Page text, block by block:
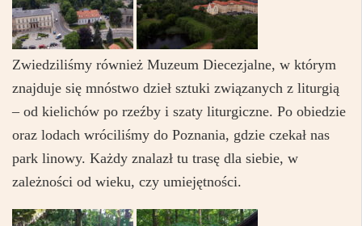
Zwiedziliśmy również Muzeum Diecezjalne, w którym
znajduje się mnóstwo dzieł sztuki związanych z liturgią
– od kielichów po rzeźby i szaty liturgiczne. Po obiedzie
oraz lodach wróciliśmy do Poznania, gdzie czekał nas
park linowy. Każdy znalazł tu trasę dla siebie, w
zależności od wieku, czy umiejętności.